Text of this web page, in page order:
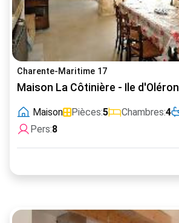
Charente-Maritime 17
Maison La Côtinière - Ile d'Oléron
Maison Pièces:5 Chambres:4
Pers:8